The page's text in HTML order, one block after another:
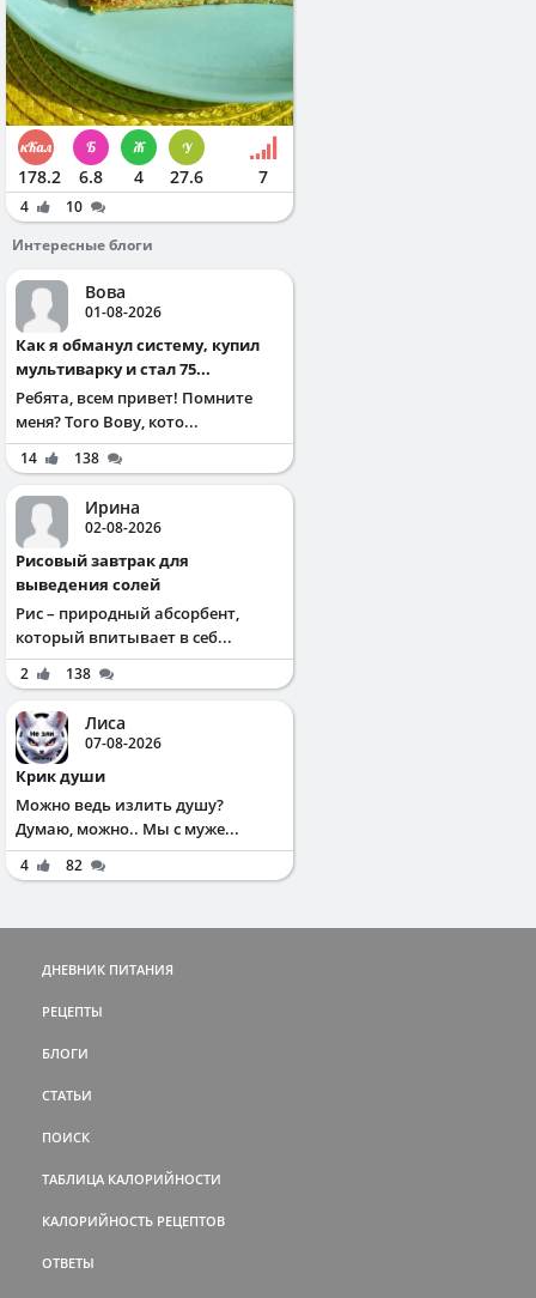
178.2 6.8 4 27.6 7
4
10
Интересные блоги
Вова
01-08-2026
Как я обманул систему, купил
мультиварку и стал 75...
Ребята, всем привет! Помните
меня? Того Вову, кото...
14 138
Ирина
02-08-2026
Рисовый завтрак для
выведения солей
Рис – природный абсорбент,
который впитывает в себ...
2 138
Лиса
07-08-2026
Крик души
Можно ведь излить душу?
Думаю, можно.. Мы с муже...
4 82
ДНЕВНИК ПИТАНИЯ
РЕЦЕПТЫ
БЛОГИ
СТАТЬИ
ПОИСК
ТАБЛИЦА КАЛОРИЙНОСТИ
КАЛОРИЙНОСТЬ РЕЦЕПТОВ
ОТВЕТЫ